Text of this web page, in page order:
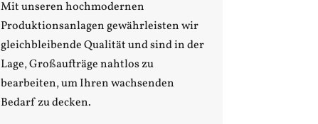
Mit unseren hochmodernen
Produktionsanlagen gewährleisten wir
gleichbleibende Qualität und sind in der
Lage, Großaufträge nahtlos zu
bearbeiten, um Ihren wachsenden
Bedarf zu decken.